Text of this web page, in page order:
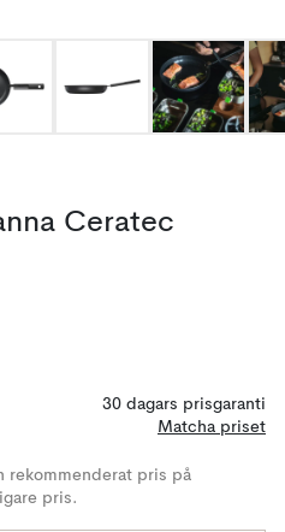
Ceratec
30 dagars prisgaranti
Matcha priset
rekommenderat pris på
pris.